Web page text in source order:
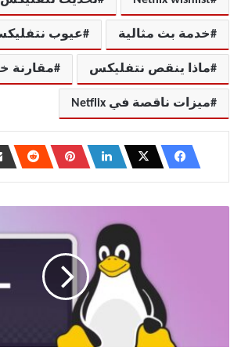
خدمة بث مثالية عيوب
ماذا ينقص نتفليكس مقارنة
ميزات ناقصة في Netflix